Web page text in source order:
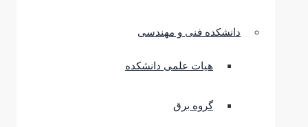
دانشکده فنی و مهندسی
هیات علمی دانشکده
گروه برق